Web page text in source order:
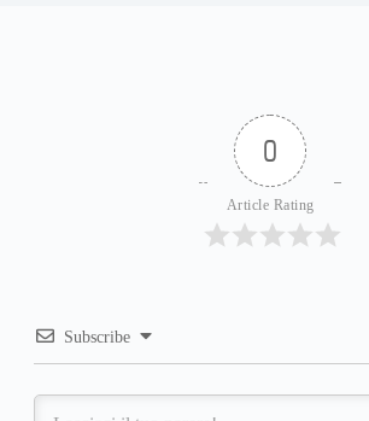
0
Article Rating
Subscribe